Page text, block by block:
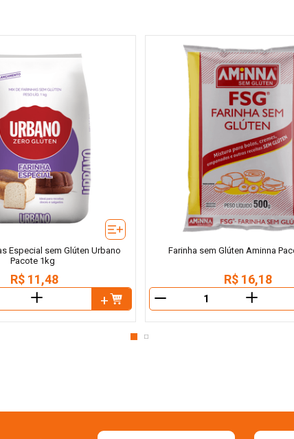
Especial sem Glúten Urbano
Pacote 1kg
R$ 11,48
＋
Farinha sem Glúten Aminna
R$ 16,18
＋